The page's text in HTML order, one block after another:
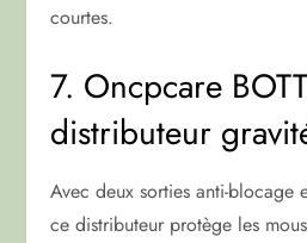
courtes.
7. Oncpcare
distributeur
Avec deux sorties anti-blocage
ce distributeur protège les